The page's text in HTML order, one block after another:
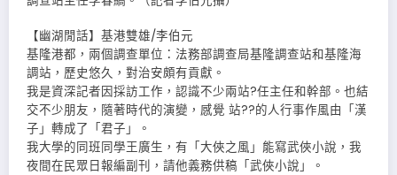
【幽湖閒話】基港雙雄∕李伯元
基隆港都，兩個調查單位：法務部調查局基隆調查站和基隆海
調站，歷史悠久，對治安頗有貢獻。
我是資深記者因採訪工作，認識不少兩站?任主任和幹部。也結
交不少朋友，隨著時代的演變，感覺 站??的人行事作風由「漢
子」轉成了「君子」。
我大學的同班同學王廣生，有「大俠之風」能寫武俠小說，我
夜間在民眾日報編副刊，請他義務供稿「武俠小說」。